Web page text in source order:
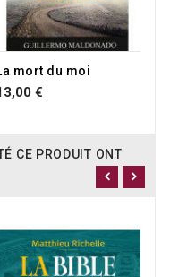
RUPTURE DE STOCK
mort du moi
€
CE PRODUIT ONT